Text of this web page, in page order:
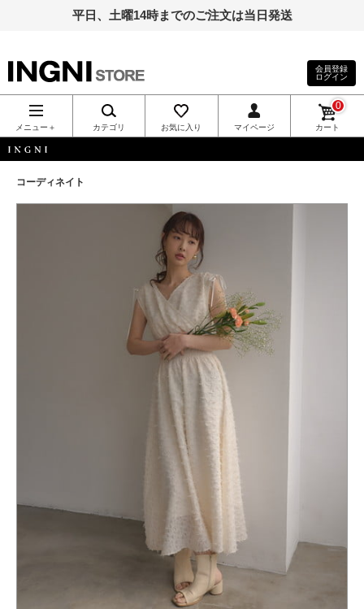
平日、土曜14時までのご注文は当日発送
INGNI（イン
グ）公式通
販｜INGNI
STORE
会員登録
ログイン
メニュー＋ カテゴリ お気に入り マイページ カート
0
コーディネイト